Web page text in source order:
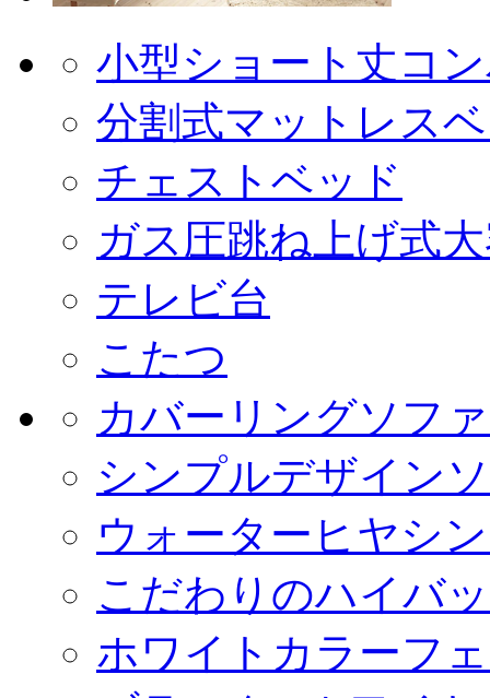
小型ショート丈コ
分割式マットレス
チェストベッド
ガス圧跳ね上げ式
テレビ台
こたつ
カバーリングソフ
シンプルデザイン
ウォーターヒヤシ
こだわりのハイバ
ホワイトカラーフ